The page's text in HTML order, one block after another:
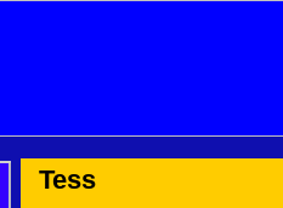
Tess